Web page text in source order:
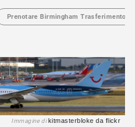
Prenotare Birmingham Trasferimento
| Immagine di kitmasterbloke da flickr